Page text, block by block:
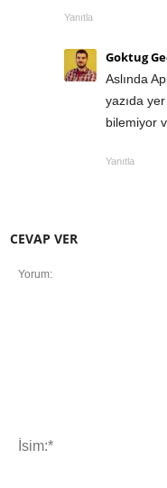
Yanıtla
Goktug
Aslında
yazıda
bilemiyor
Yanıtla
CEVAP VER